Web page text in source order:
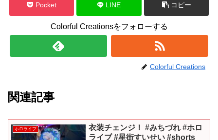
Pocket LINE コピー
Colorful Creationsをフォローする
Colorful Creations
関連記事
ホロライブ
衣装チェンジ！ #みちづれ #ホロ
ライブ #星街すいせい #shorts